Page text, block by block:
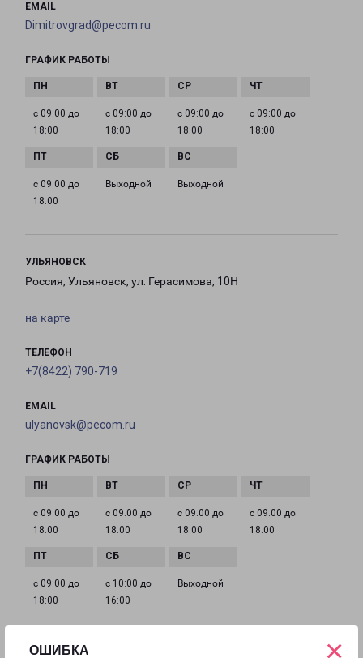
ОШИБКА ×
EMAIL
Dimitrovgrad@pecom.ru
ГРАФИК РАБОТЫ
с 09:00 до
18:00
с 09:00 до
18:00
с 09:00 до
18:00
с 09:00 до
18:00
с 09:00 до
18:00
Выходной Выходной
УЛЬЯНОВСК
Россия, Ульяновск, ул. Герасимова, 10Н
на карте
ТЕЛЕФОН
+7(8422) 790-719
EMAIL
ulyanovsk@pecom.ru
ГРАФИК РАБОТЫ
с 09:00 до
18:00
с 09:00 до
18:00
с 09:00 до
18:00
с 09:00 до
18:00
с 09:00 до
18:00
с 10:00 до
16:00
Выходной